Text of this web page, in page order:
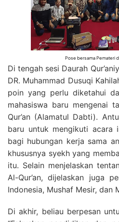
Pose bersama Pemateri
Di tengah sesi Daurah
DR. Muhammad Dusuqi
poin yang perlu diketahui
mahasiswa baru mengenai
Qur’an (Alamatul Dabti).
baru untuk mengikuti acara
bagi hubungan kerja sama
khususnya syekh yang
itu. Selain menjelaskan
Al-Qur’an, dijelaskan juga
Indonesia, Mushaf Mesir, dan
Di akhir, beliau berpesan